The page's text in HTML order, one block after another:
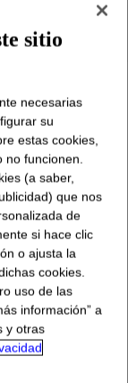
?
para formular
(EWCs) con un
y
además de
sitio
necesarias
su
estas cookies,
no funcionen.
(a saber,
que nos
de
si hace clic
o ajusta la
cookies.
uso de las
información” a
y otras